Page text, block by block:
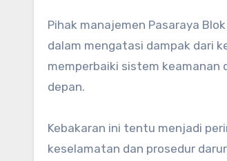
Pihak manajemen Pasaraya
dalam mengatasi dampak dari
memperbaiki sistem keamanan
depan.
Kebakaran ini tentu menjadi
keselamatan dan prosedur